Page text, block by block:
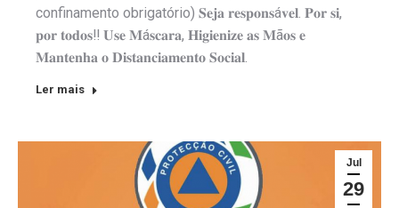
confinamento obrigatório) 𝐒𝐞𝐣𝐚 𝐫𝐞𝐬𝐩𝐨𝐧𝐬á𝐯𝐞𝐥. 𝐏𝐨𝐫 𝐬𝐢,
𝐩𝐨𝐫 𝐭𝐨𝐝𝐨𝐬‼️ 𝐔𝐬𝐞 𝐌á𝐬𝐜𝐚𝐫𝐚, 𝐇𝐢𝐠𝐢𝐞𝐧𝐢𝐳𝐞 𝐚𝐬 𝐌ã𝐨𝐬 𝐞
𝐌𝐚𝐧𝐭𝐞𝐧𝐡𝐚 𝐨 𝐃𝐢𝐬𝐭𝐚𝐧𝐜𝐢𝐚𝐦𝐞𝐧𝐭𝐨 𝐒𝐨𝐜𝐢𝐚𝐥.
Ler mais
Jul
29